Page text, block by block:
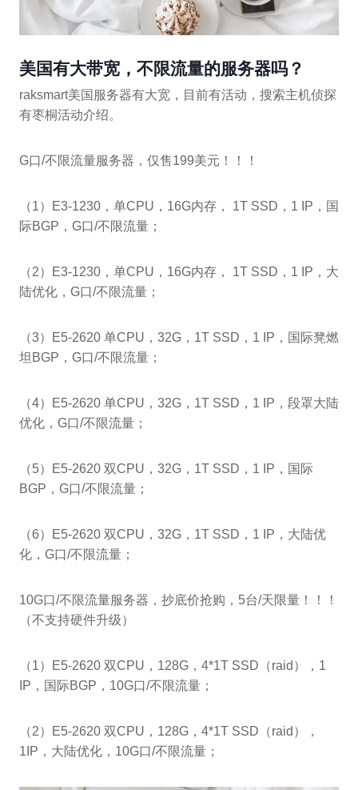
美国有大带宽，不限流量的服务器吗？
raksmart美国服务器有大宽，目前有活动，搜索主机侦探
有枣桐活动介绍。
G口/不限流量服务器，仅售199美元！！！
（1）E3-1230，单CPU，16G内存， 1T SSD，1 IP，国
际BGP，G口/不限流量；
（2）E3-1230，单CPU，16G内存， 1T SSD，1 IP，大
陆优化，G口/不限流量；
（3）E5-2620 单CPU，32G，1T SSD，1 IP，国际凳燃
坦BGP，G口/不限流量；
（4）E5-2620 单CPU，32G，1T SSD，1 IP，段罩大陆
优化，G口/不限流量；
（5）E5-2620 双CPU，32G，1T SSD，1 IP，国际
BGP，G口/不限流量；
（6）E5-2620 双CPU，32G，1T SSD，1 IP，大陆优
化，G口/不限流量；
10G口/不限流量服务器，抄底价抢购，5台/天限量！！！
（不支持硬件升级）
（1）E5-2620 双CPU，128G，4*1T SSD（raid），1
IP，国际BGP，10G口/不限流量；
（2）E5-2620 双CPU，128G，4*1T SSD（raid），
1IP，大陆优化，10G口/不限流量；